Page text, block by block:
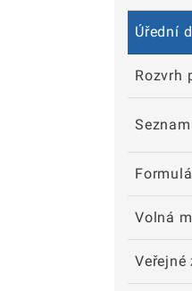
Úřední
Rozvrh
Volná
Veřejné